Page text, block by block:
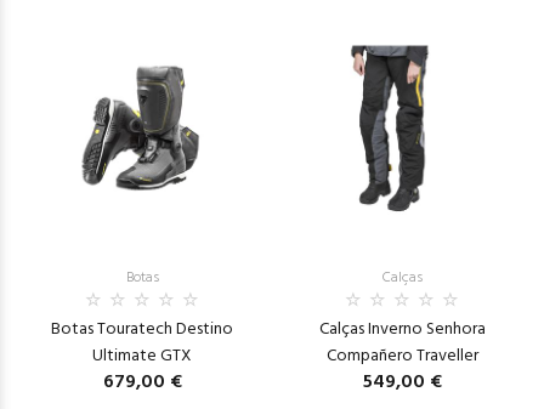
Botas
Botas Touratech Destino
Ultimate GTX
679,00 €
Calças
Calças Inverno Senhora
Compañero Traveller
549,00 €